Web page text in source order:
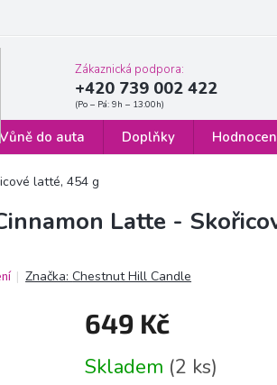
Zákaznická podpora:
+420 739 002 422
Vůně do auta Doplňky
latté, 454 g
Latte -
Značka:Chestnut Hill Candle
649 Kč
cena:
Skladem (2 ks)